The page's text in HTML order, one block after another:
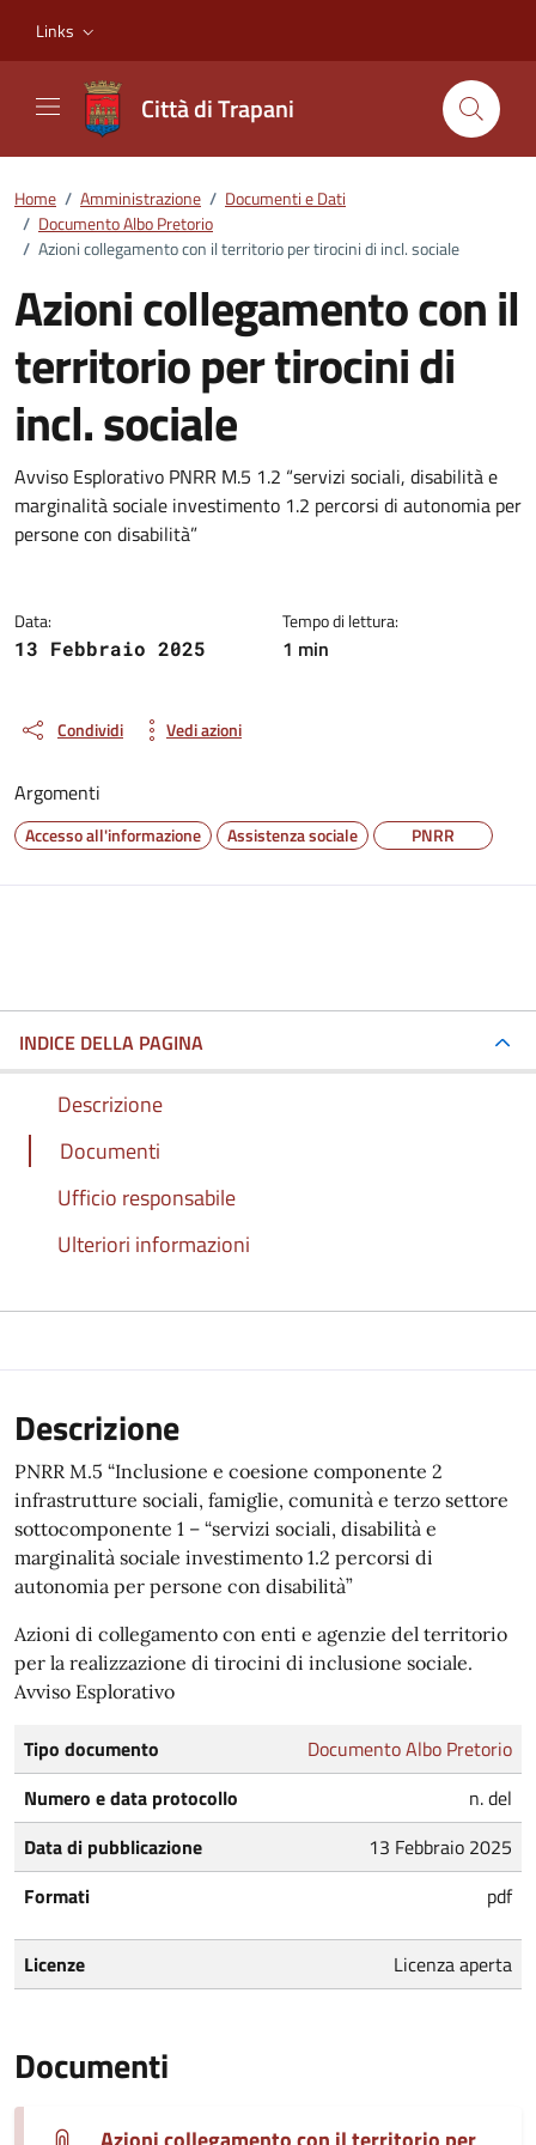
Links
Città di Trapani
Home / Amministrazione / Documenti e Dati
/ Documento Albo Pretorio
/ Azioni collegamento con il territorio per tirocini di incl. sociale
Azioni collegamento con il
territorio per tirocini di
incl. sociale
Dettagli del documento
Avviso Esplorativo PNRR M.5 1.2 “servizi sociali, disabilità e
marginalità sociale investimento 1.2 percorsi di autonomia per
persone con disabilità”
Data:
13 Febbraio 2025
Tempo di lettura:
1 min
Condividi Vedi azioni
Argomenti
Accesso all'informazione Assistenza sociale PNRR
INDICE DELLA PAGINA
Descrizione
Documenti
Ufficio responsabile
Ulteriori informazioni
Descrizione
PNRR M.5 “Inclusione e coesione componente 2
infrastrutture sociali, famiglie, comunità e terzo settore
sottocomponente 1 – “servizi sociali, disabilità e
marginalità sociale investimento 1.2 percorsi di
autonomia per persone con disabilità”
Azioni di collegamento con enti e agenzie del territorio
per la realizzazione di tirocini di inclusione sociale.
Avviso Esplorativo
Tipo documento
Documento Albo Pretorio
Numero e data protocollo
n. del
Data di pubblicazione
13 Febbraio 2025
Formati
pdf
Licenze Licenza aperta
Documenti